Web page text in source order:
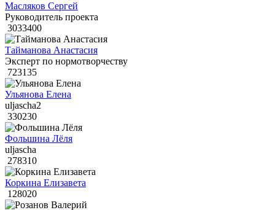
Масляков Сергей
Руководитель проекта
3033400
Тайманова Анастасия
Эксперт по нормотворчеству
723135
Ульянова Елена
uljascha2
330230
Фольшина Лёля
uljascha
278310
Коркина Елизавета
128020